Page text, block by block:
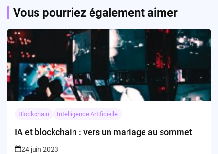
Vous pourriez également aimer
Blockchain Intelligence Artificielle
IA et blockchain : vers un mariage au sommet
24 juin 2023